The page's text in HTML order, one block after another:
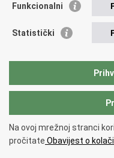
Vlada Republike Hrvatske
Savjet za nacionalne
Okvirna konvencija za
Ured zastupnika RH pred
Copyright © 2026 Ured za
Uvjeti korištenja.
Funkcionalni
Statistički
Na ovoj mrežnoj stranci
pročitate Obavijest o